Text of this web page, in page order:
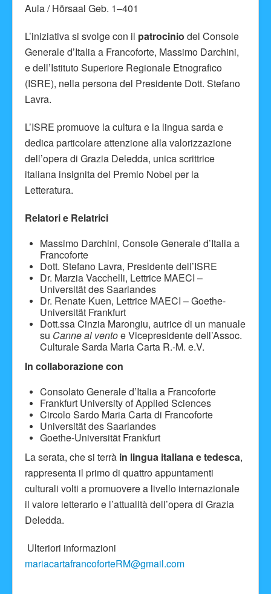
Aula / Hörsaal Geb. 1–401
L’iniziativa si svolge con il patrocinio del Console
Generale d’Italia a Francoforte, Massimo Darchini,
e dell’Istituto Superiore Regionale Etnografico
(ISRE), nella persona del Presidente Dott. Stefano
Lavra.
L’ISRE promuove la cultura e la lingua sarda e
dedica particolare attenzione alla valorizzazione
dell’opera di Grazia Deledda, unica scrittrice
italiana insignita del Premio Nobel per la
Letteratura.
Relatori e Relatrici
Massimo Darchini, Console Generale d’Italia a
Francoforte
Dott. Stefano Lavra, Presidente dell’ISRE
Dr. Marzia Vacchelli, Lettrice MAECI –
Universität des Saarlandes
Dr. Renate Kuen, Lettrice MAECI – Goethe-
Universität Frankfurt
Dott.ssa Cinzia Marongiu, autrice di un manuale
su Canne al ventoe Vicepresidente dell’Assoc.
Culturale Sarda Maria Carta R.-M. e.V.
In collaborazione con
Consolato Generale d’Italia a Francoforte
Frankfurt University of Applied Sciences
Circolo Sardo Maria Carta di Francoforte
Universität des Saarlandes
Goethe-Universität Frankfurt
La serata, che si terrà in lingua italiana e tedesca,
rappresenta il primo di quattro appuntamenti
culturali volti a promuovere a livello internazionale
il valore letterario e l’attualità dell’opera di Grazia
Deledda.
Ulteriori informazioni
mariacartafrancoforteRM@gmail.com